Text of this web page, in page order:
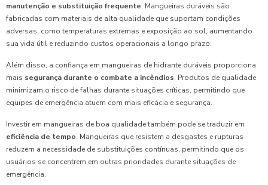
manutenção e substituição frequente. Mangueiras duráveis são
fabricadas com materiais de alta qualidade que suportam condições
adversas, como temperaturas extremas e exposição ao sol, aumentando
sua vida útil e reduzindo custos operacionais a longo prazo.
Além disso, a confiança em mangueiras de hidrante duráveis proporciona
mais segurança durante o combate a incêndios. Produtos de qualidade
minimizam o risco de falhas durante situações críticas, permitindo que
equipes de emergência atuem com mais eficácia e segurança.
Investir em mangueiras de boa qualidade também pode se traduzir em
eficiência de tempo. Mangueiras que resistem a desgastes e rupturas
reduzem a necessidade de substituições contínuas, permitindo que os
usuários se concentrem em outras prioridades durante situações de
emergência.